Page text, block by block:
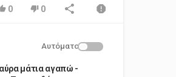
0 0
Αυτόματο
μάτια αγαπώ -